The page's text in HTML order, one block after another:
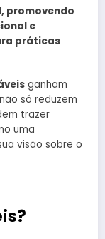
promovendo
e
práticas
ganham
só reduzem
trazer
uma
visão sobre o